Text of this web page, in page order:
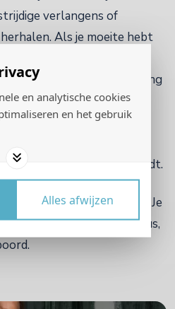
en analytische cookies
en het gebruik
Alles afwijzen
verlangens of
Als je moeite hebt
vinden of keuzes
er steeds één deel de leiding
doorgaat, de perfectionist
de redder die voor
denker die het gevoel op
criticus die je klein houdt.
en innerlijke regie. Je
te zitten van je eigen bus,